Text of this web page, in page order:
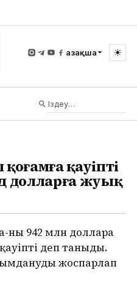
Қазақша ☀
қауіпті
долларға жуық
942 млн долларға
деп таныды.
жоспарлап